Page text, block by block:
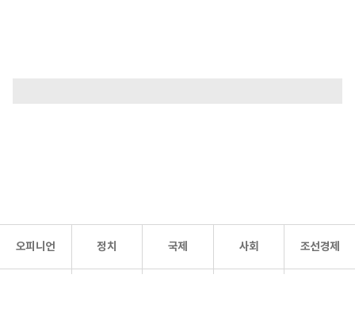
오피니언 정치 국제 사회 조선경제